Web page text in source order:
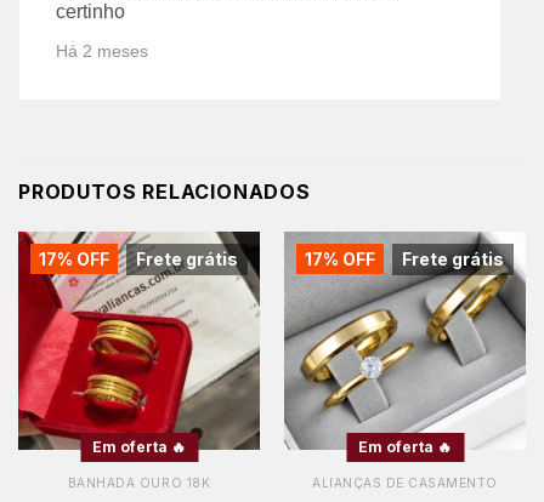
certinho
Há 2 meses
PRODUTOS RELACIONADOS
Frete grátis
17% OFF
Em oferta 🔥
BANHADA OURO 18K
Frete grátis
17% OFF
Em oferta 🔥
ALIANÇAS DE CASAMENTO